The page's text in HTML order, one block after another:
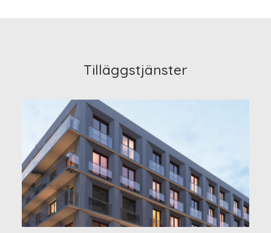
Tilläggstjänster